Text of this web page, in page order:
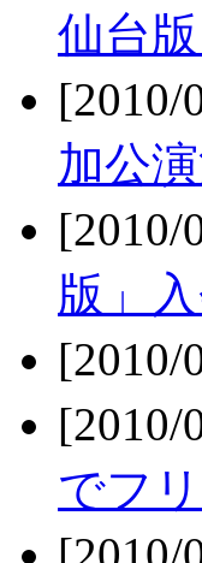
仙台
加公
版」
でフ